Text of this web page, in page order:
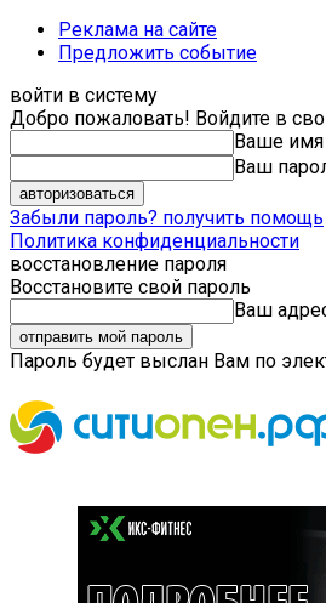
Реклама на сайте
Предложить событие
войти в систему
Добро пожаловать! Войдите в
Ваше имя
Ваш
Забыли пароль? получить помощь
Политика конфиденциальности
восстановление пароля
Восстановите свой пароль
Ваш
Пароль будет выслан Вам по